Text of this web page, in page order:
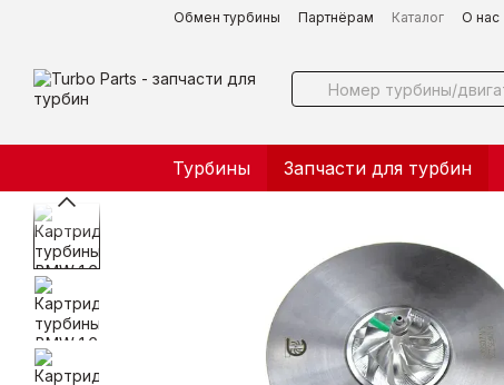
Перейти к основному контенту
Обмен турбины Партнёрам Каталог О нас
Турбины Запчасти для турбин